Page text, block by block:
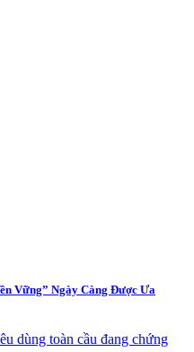
Vững” Ngày Càng Được Ưa
dùng toàn cầu đang chứng